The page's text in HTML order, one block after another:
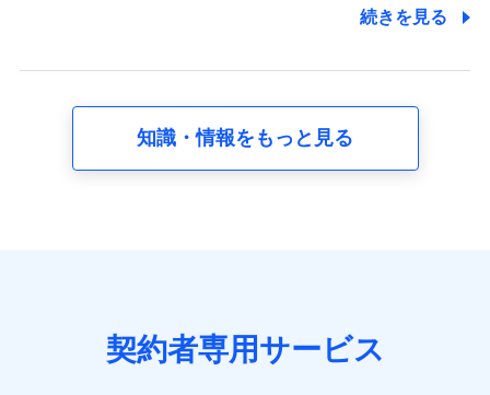
の内容、保険料、保険料のお支払方法、車のメーカーや
走行距離などの情報、建物の構造や築年数などの情報、
険契約に関する情報。例として、保険契約者及び被保険
者の氏名、住所、生年月日、性別、保険契約者と被保険
続きを見る
知識・情報をもっと見る
契約者専用サービス